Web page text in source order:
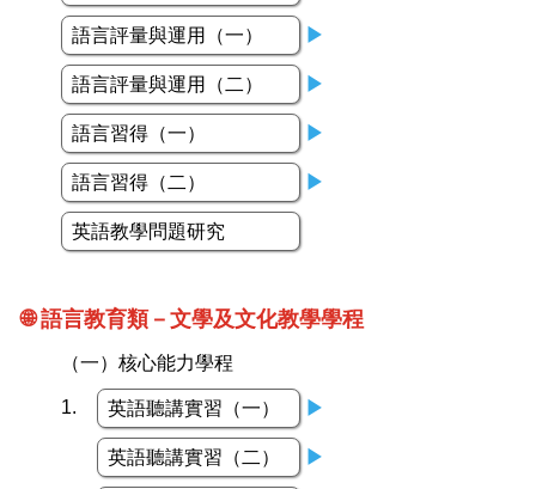
語言評量與運用（一） ▶
語言評量與運用（二） ▶
語言習得（一） ▶
語言習得（二） ▶
英語教學問題研究
🌐 語言教育類－文學及文化教學學程
（一）核心能力學程
1. 英語聽講實習（一） ▶
英語聽講實習（二） ▶